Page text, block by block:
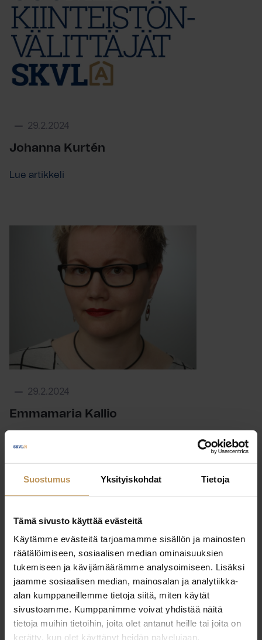
Suostumus Yksityiskohdat Tietoja
Tämä sivusto käyttää evästeitä
Käytämme evästeitä tarjoamamme sisällön ja mainosten
räätälöimiseen, sosiaalisen median ominaisuuksien
tukemiseen ja kävijämäärämme analysoimiseen. Lisäksi
jaamme sosiaalisen median, mainosalan ja analytiikka-
alan kumppaneillemme tietoja siitä, miten käytät
sivustoamme. Kumppanimme voivat yhdistää näitä
tietoja muihin tietoihin, joita olet antanut heille tai joita on
kerätty, kun olet käyttänyt heidän palvelujaan.
29.2.2024
Johanna Kurtén
Lue artikkeli
29.2.2024
Emmamaria Kallio